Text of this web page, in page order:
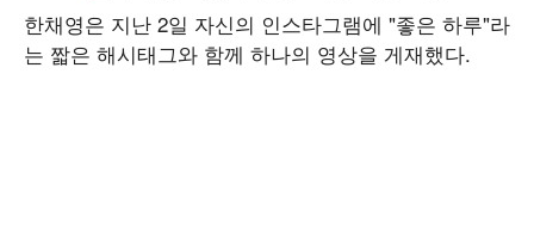
한채영은 지난 2일 자신의 인스타그램에 "좋은 하루"라
는 짧은 해시태그와 함께 하나의 영상을 게재했다.